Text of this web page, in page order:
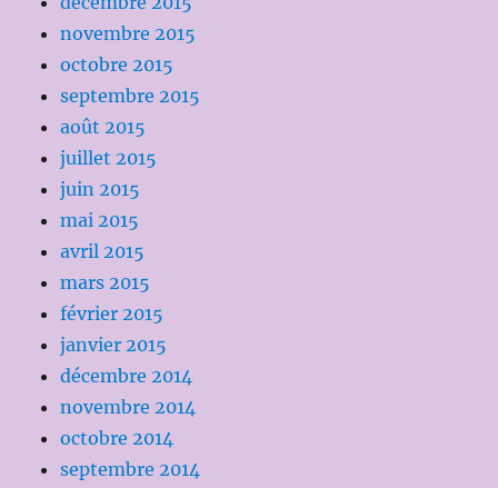
novembre 2015
octobre 2015
septembre 2015
août 2015
juillet 2015
juin 2015
mai 2015
avril 2015
mars 2015
février 2015
janvier 2015
décembre 2014
novembre 2014
octobre 2014
septembre 2014